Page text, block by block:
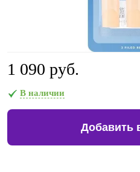
1 090 руб.
В наличии
Добавить